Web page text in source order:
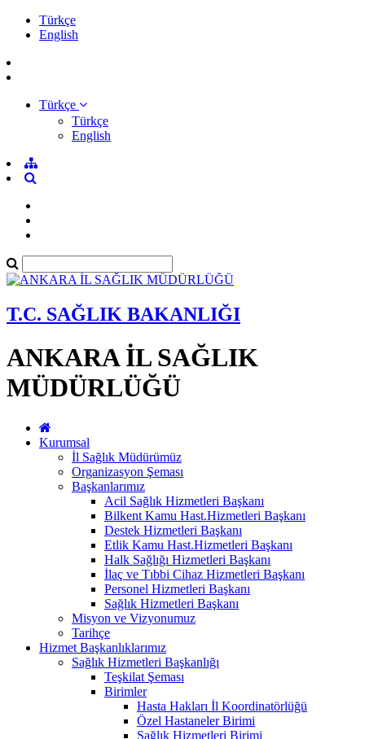
Türkçe
English
Türkçe
Türkçe
English
T.C. SAĞLIK BAKANLIĞI
ANKARA İL SAĞLIK
MÜDÜRLÜĞÜ
Kurumsal
İl Sağlık Müdürümüz
Organizasyon Şeması
Başkanlarımız
Acil Sağlık Hizmetleri Başkanı
Bilkent Kamu Hast.Hizmetleri Başkanı
Destek Hizmetleri Başkanı
Etlik Kamu Hast.Hizmetleri Başkanı
Halk Sağlığı Hizmetleri Başkanı
İlaç ve Tıbbi Cihaz Hizmetleri Başkanı
Personel Hizmetleri Başkanı
Sağlık Hizmetleri Başkanı
Misyon ve Vizyonumuz
Tarihçe
Hizmet Başkanlıklarımız
Sağlık Hizmetleri Başkanlığı
Teşkilat Şeması
Birimler
Hasta Hakları İl Koordinatörlüğü
Özel Hastaneler Birimi
Sağlık Hizmetleri Birimi